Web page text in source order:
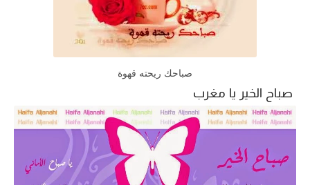
صباحك ريحته قهوة
صباح الخير يا مغرب